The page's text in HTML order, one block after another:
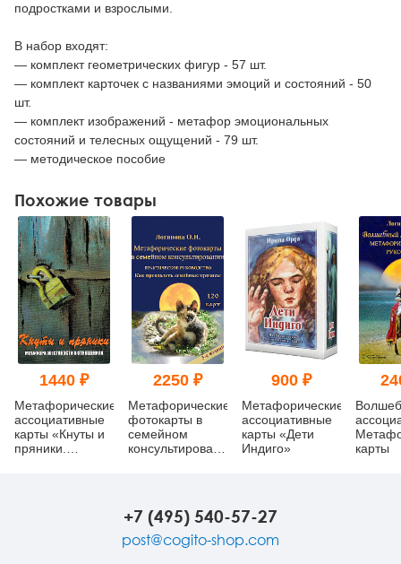
подростками и взрослыми.
В набор входят:
— комплект геометрических фигур - 57 шт.
— комплект карточек с названиями эмоций и состояний - 50
шт.
— комплект изображений - метафор эмоциональных
состояний и телесных ощущений - 79 шт.
— методическое пособие
Похожие товары
1440 ₽
Метафорические
ассоциативные
карты «Кнуты и
пряники.
2250 ₽
Метафорические
фотокарты в
семейном
консультировании.
кризисы
900 ₽
Метафорические
ассоциативные
карты «Дети
Индиго»
карты
+7 (495) 540-57-27
post@cogito-shop.com